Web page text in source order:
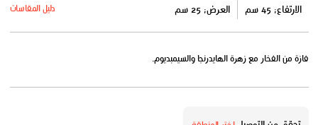
الارتفاع: 45 سم العرض: 25 سم دليل المقاسات
فازة من الفخار مع زهرة الهايدرنجا والسيمبديوم.